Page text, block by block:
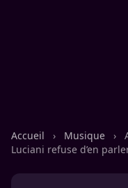
Accueil › Musique ›
Luciani refuse d’en